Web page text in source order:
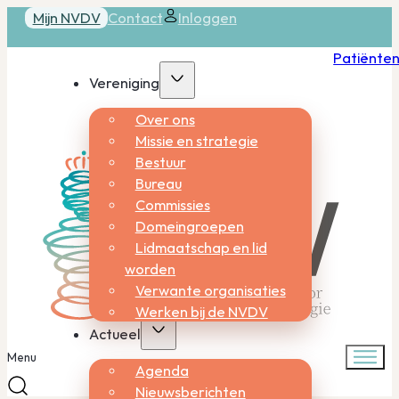
Mijn NVDV Contact Inloggen
Vereniging
Over ons
Missie en strategie
Bestuur
Bureau
Commissies
Domeingroepen
Lidmaatschap en lid
worden
Verwante organisaties
Werken bij de NVDV
Actueel
Agenda
Nieuwsberichten
Menu